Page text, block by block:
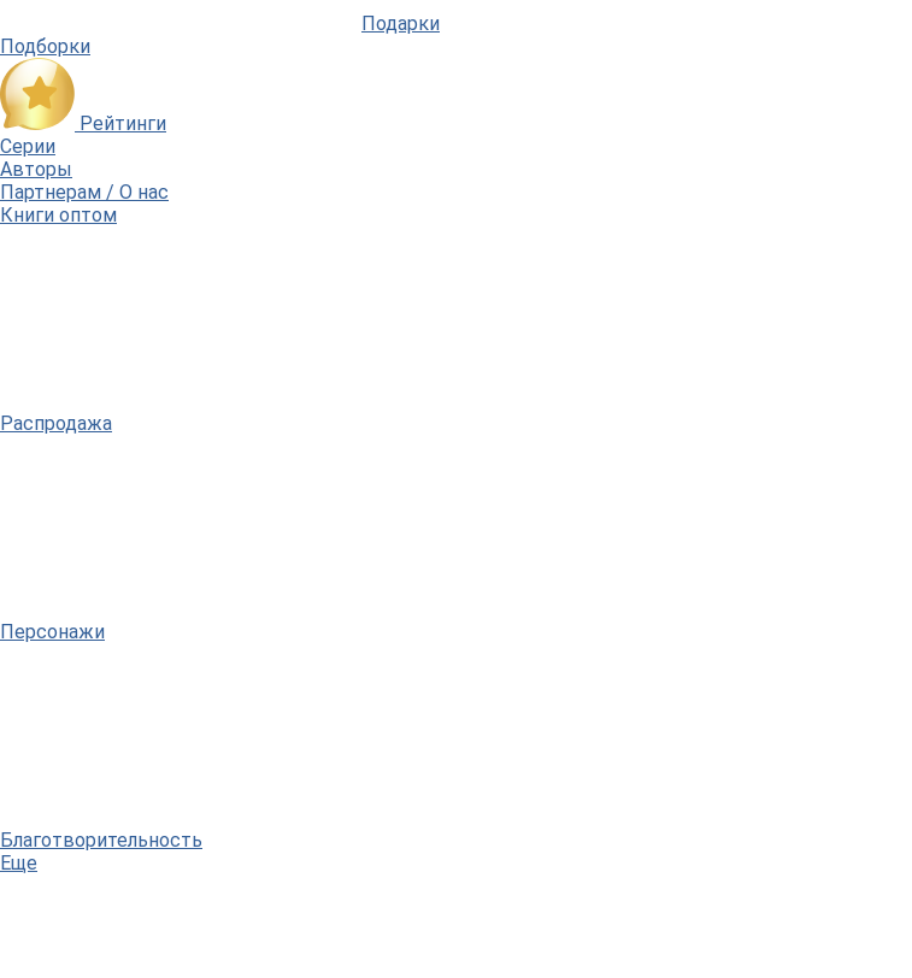
Подарки
Подборки
Рейтинги
Серии
Авторы
Партнерам / О нас
Книги оптом
Распродажа
Персонажи
Благотворительность
Еще